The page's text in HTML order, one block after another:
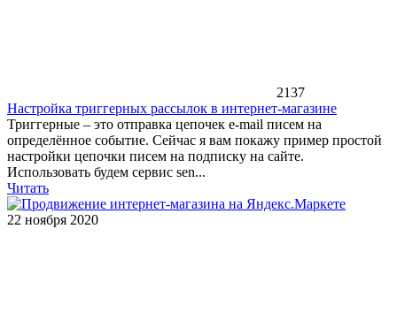
2137
Настройка триггерных рассылок в интернет-магазине
Триггерные – это отправка цепочек e-mail писем на
определённое событие. Сейчас я вам покажу пример простой
настройки цепочки писем на подписку на сайте.
Использовать будем сервис sen...
Читать
22 ноября 2020